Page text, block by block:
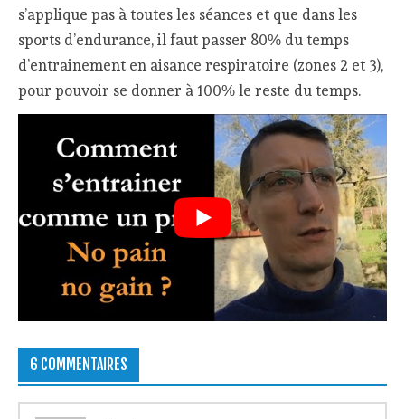
s’applique pas à toutes les séances et que dans les
sports d’endurance, il faut passer 80% du temps
d’entrainement en aisance respiratoire (zones 2 et 3),
pour pouvoir se donner à 100% le reste du temps.
6 COMMENTAIRES